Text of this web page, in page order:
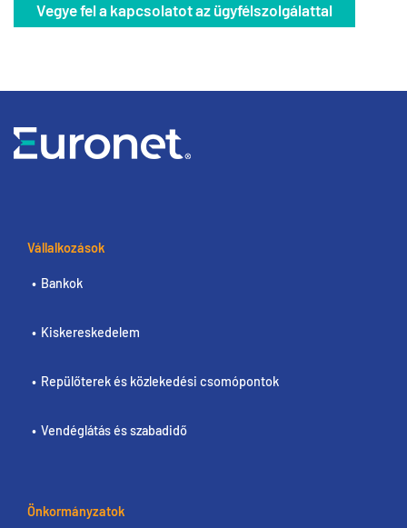
Vegye fel a kapcsolatot az ügyfélszolgálattal
Vállalkozások
Bankok
Kiskereskedelem
Repülőterek és közlekedési csomópontok
Vendéglátás és szabadidő
Önkormányzatok